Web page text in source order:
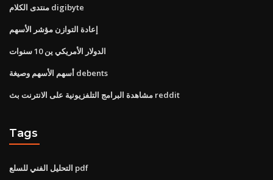
منتدى الكلام digibyte
إعادة التوازن مؤشر الأسهم
الدولار الأمريكي ين 10 سنوات
أسهم الأسهم وصيغة debents
مشاهدة البرامج التلفزيونية على الانترنت بث reddit
Tags
التحليل الفني للسلع pdf